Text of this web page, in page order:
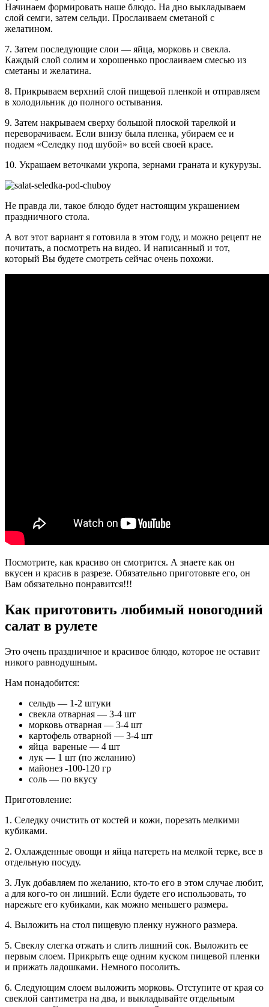
Начинаем формировать наше блюдо. На дно выкладываем
слой семги, затем сельди. Прослаиваем сметаной с
желатином.
7. Затем последующие слои — яйца, морковь и свекла.
Каждый слой солим и хорошенько прослаиваем смесью из
сметаны и желатина.
8. Прикрываем верхний слой пищевой пленкой и отправляем
в холодильник до полного остывания.
9. Затем накрываем сверху большой плоской тарелкой и
переворачиваем. Если внизу была пленка, убираем ее и
подаем «Селедку под шубой» во всей своей красе.
10. Украшаем веточками укропа, зернами граната и кукурузы.
Не правда ли, такое блюдо будет настоящим украшением
праздничного стола.
А вот этот вариант я готовила в этом году, и можно рецепт не
почитать, а посмотреть на видео. И написанный и тот,
который Вы будете смотреть сейчас очень похожи.
Посмотрите, как красиво он смотрится. А знаете как он
вкусен и красив в разрезе. Обязательно приготовьте его, он
Вам обязательно понравится!!!
Как приготовить любимый новогодний
салат в рулете
Это очень праздничное и красивое блюдо, которое не оставит
никого равнодушным.
Нам понадобится:
сельдь — 1-2 штуки
свекла отварная — 3-4 шт
морковь отварная — 3-4 шт
картофель отварной — 3-4 шт
яйца вареные — 4 шт
лук — 1 шт (по желанию)
майонез -100-120 гр
соль — по вкусу
Приготовление:
1. Селедку очистить от костей и кожи, порезать мелкими
кубиками.
2. Охлажденные овощи и яйца натереть на мелкой терке, все в
отдельную посуду.
3. Лук добавляем по желанию, кто-то его в этом случае любит,
а для кого-то он лишний. Если будете его использовать, то
нарежьте его кубиками, как можно меньшего размера.
4. Выложить на стол пищевую пленку нужного размера.
5. Свеклу слегка отжать и слить лишний сок. Выложить ее
первым слоем. Прикрыть еще одним куском пищевой пленки
и прижать ладошками. Немного посолить.
6. Следующим слоем выложить морковь. Отступите от края со
свеклой сантиметра на два, и выкладывайте отдельным